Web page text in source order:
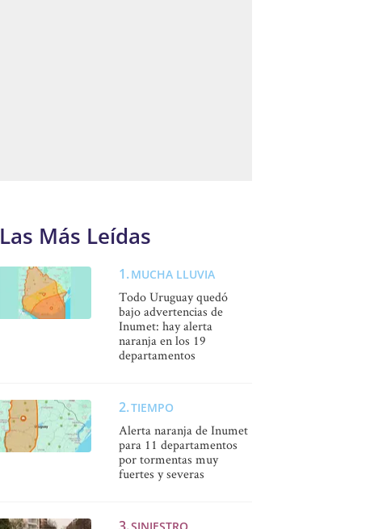
Las Más Leídas
MUCHA LLUVIA
Todo Uruguay quedó
bajo advertencias de
Inumet: hay alerta
naranja en los 19
departamentos
TIEMPO
Alerta naranja de Inumet
para 11 departamentos
por tormentas muy
fuertes y severas